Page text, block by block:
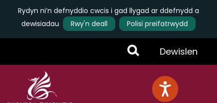
Rydyn ni’n defnyddio cwcis i gad llygad ar ddefnydd a
dewisiadau
Rwy'n deall
Polisi preifatrwydd
Toggle
Menu
Dewislen